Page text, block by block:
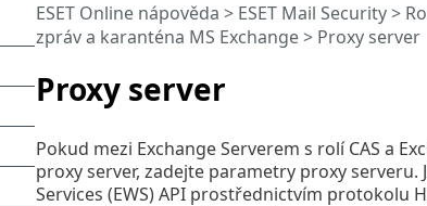
Proxy server
ESET Online nápověda > ESET Mail Security>
zpráv a karanténa MS Exchange> Proxy server
Pokud mezi Exchange Serverem s rolí CAS a
proxy server, zadejte parametry proxy serveru.
Services (EWS) API prostřednictvím protokolu